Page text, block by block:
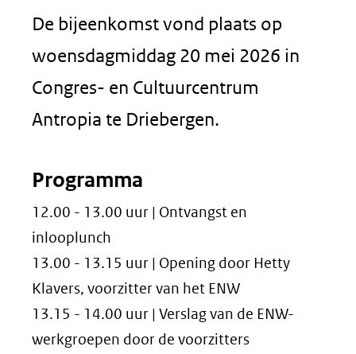
De bijeenkomst vond plaats op
woensdagmiddag 20 mei 2026 in
Congres- en Cultuurcentrum
Antropia te Driebergen.
Programma
12.00 - 13.00 uur | Ontvangst en
inlooplunch
13.00 - 13.15 uur | Opening door Hetty
Klavers, voorzitter van het ENW
13.15 - 14.00 uur | Verslag van de ENW-
werkgroepen door de voorzitters